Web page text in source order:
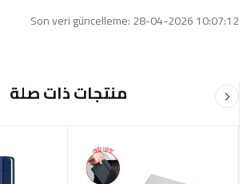
Son veri güncelleme: 28-04-2026 10:07:12
منتجات ذات صلة